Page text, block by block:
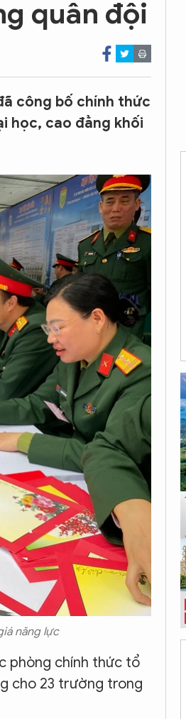
quân đội
công bố chính thức
học, cao đẳng khối
năng lực
phòng chính thức tổ
cho 23 trường trong